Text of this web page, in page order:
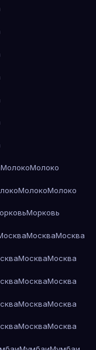
МолокоМолоко
МолокоМолоко
Морковь
МоскваМосква
МоскваМосква
МоскваМосква
МоскваМосква
МоскваМосква